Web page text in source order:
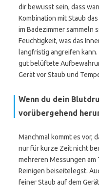
dir bewusst sein, dass
Kombination mit Staub
im Badezimmer sammeln
Feuchtigkeit, was das
langfristig angreifen
gut belüftete
Gerät vor Staub und
Wenn du dein
vorübergehend
Manchmal kommt es vor,
nur für kurze Zeit nicht
mehreren Messungen am
Reinigen beiseitelegst.
feiner Staub auf dem